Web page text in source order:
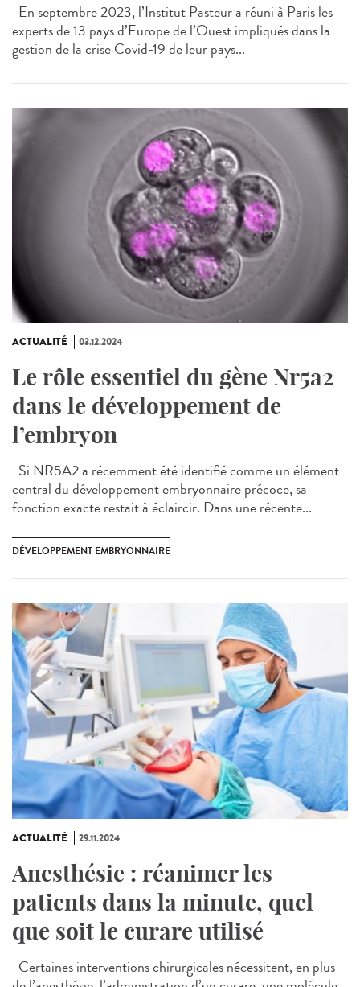
En septembre 2023, l’Institut Pasteur a réuni à Paris les
experts de 13 pays d’Europe de l’Ouest impliqués dans la
gestion de la crise Covid-19 de leur pays...
ACTUALITÉ 03.12.2024
Le rôle essentiel du gène Nr5a2
dans le développement de
l’embryon
Si NR5A2 a récemment été identifié comme un élément
central du développement embryonnaire précoce, sa
fonction exacte restait à éclaircir. Dans une récente...
DÉVELOPPEMENT EMBRYONNAIRE
ACTUALITÉ 29.11.2024
Anesthésie : réanimer les
patients dans la minute, quel
que soit le curare utilisé
Certaines interventions chirurgicales nécessitent, en plus